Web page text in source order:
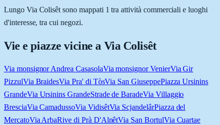
Lungo Via Colisêt sono mappati 1 tra attività commerciali e luoghi
d'interesse, tra cui negozi.
Vie e piazze vicine a Via Colisêt
Via monsignor Andrea CasasolaVia monsignor VenierVia Gir
PizzulVia BraidesVia Pra' di TòsVia San GiuseppePiazza Ursinins
GrandeVia Ursinins GrandeStrade de BaradeVia Villaggio
BresciaVia CamadussoVia VidisêtVia ScjandelârPiazza del
MercatoVia ArbaRive di Prà D'AlnêtVia San BortulVia Cuartae